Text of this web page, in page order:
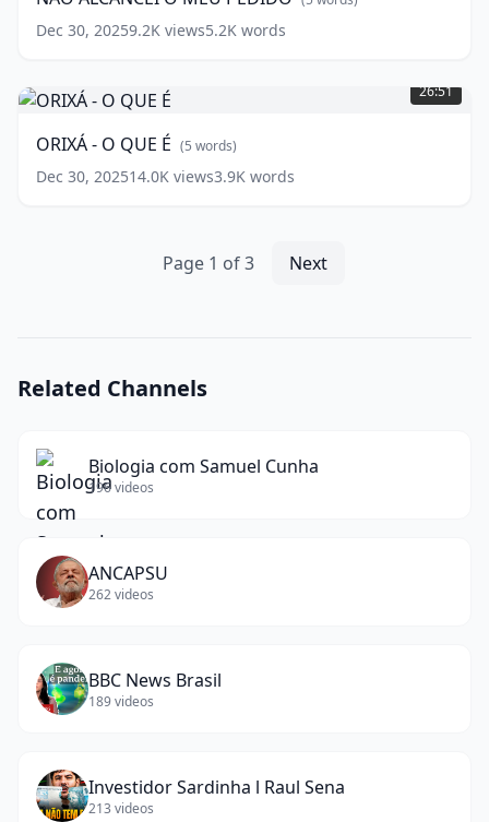
(5
words)
Dec 30, 20259.2K views5.2K words
-
O
É (5
words)
26:51
ORIXÁ - O QUE É (5 words)
Dec 30, 202514.0K views3.9K words
Page 1 of3 Next
Related Channels
Biologia com Samuel Cunha
196videos
ANCAPSU
262videos
BBC News Brasil
189videos
Investidor Sardinha l Raul Sena
213 videos